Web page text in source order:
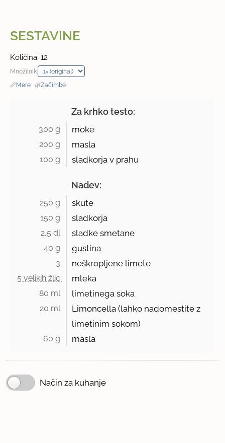
SESTAVINE
Količina: 12
Množilnik:
📏Mere · 🌿Začimbe
Za krhko testo:
300 g moke
200 g masla
100 g sladkorja v prahu
Nadev:
250 g skute
150 g sladkorja
2,5 dl sladke smetane
40 g gustina
3 neškropljene limete
5 velikih žlic mleka
80 ml limetinega soka
20 ml
Limoncella (lahko nadomestite z
limetinim sokom)
60 g masla
Način za kuhanje